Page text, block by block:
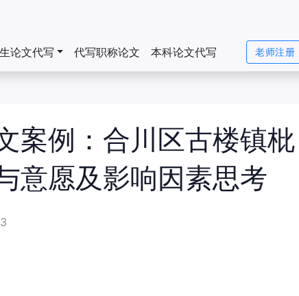
论文代写 代写职称论文 本科论文代写 老师注册
案例：合川区古楼镇枇
意愿及影响因素思考